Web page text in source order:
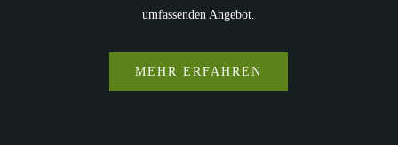
umfassenden Angebot.
MEHR ERFAHREN